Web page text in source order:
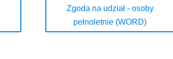
Zgoda na udział - osoby
pełnoletnie (WORD)